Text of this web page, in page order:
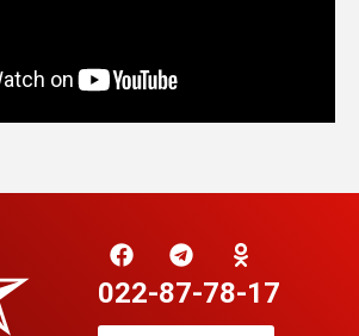
022-87-78-17